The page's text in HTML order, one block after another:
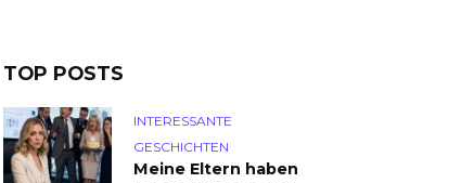
TOP POSTS
INTERESSANTE
GESCHICHTEN
Meine Eltern haben